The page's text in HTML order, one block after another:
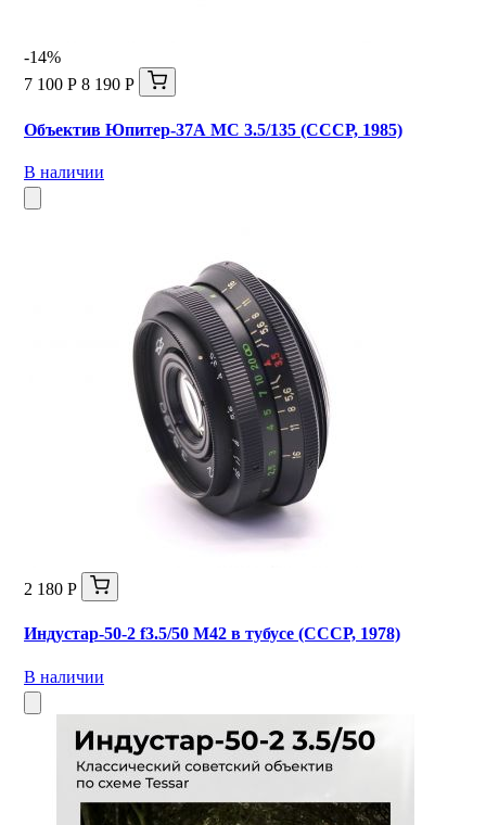
-14%
7 100 Р 8 190 Р
Объектив Юпитер-37А МС 3.5/135 (СССР, 1985)
В наличии
2 180 Р
Индустар-50-2 f3.5/50 М42 в тубусе (СССР, 1978)
В наличии